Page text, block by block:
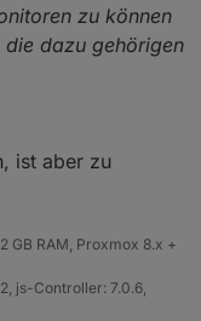
zu können
die dazu gehörigen
ist aber zu
GB RAM, Proxmox 8.x +
js-Controller: 7.0.6,